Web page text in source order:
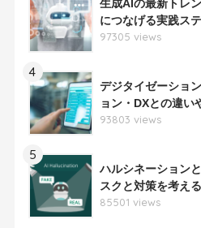
生成AIの最新トレ
につなげる実践ス
97305 views
4
デジタイゼーショ
ョン・DXとの違い
93803 views
5
ハルシネーション
スクと対策を考える
85501 views